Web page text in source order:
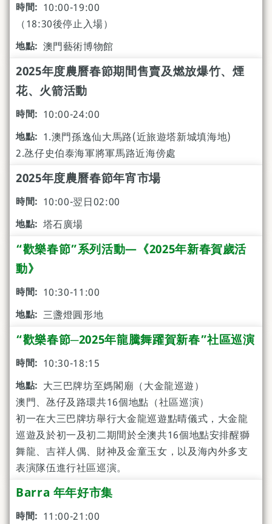
10:00-19:00
（18:30後停止入場）
澳門藝術博物館
2025年度農曆春節期間售賣及燃放爆竹、煙
花、火箭活動
10:00-24:00
1.澳門孫逸仙大馬路(近旅遊塔新城填海地)
2.氹仔史伯泰海軍將軍馬路近海傍處
2025年度農曆春節年宵市場
10:00-翌日02:00
塔石廣場
“歡樂春節”系列活動—《2025年新春賀歲活
動》
10:30-11:00
三盞燈圓形地
“歡樂春節─2025年龍騰舞躍賀新春”社區巡演
10:30-18:15
大三巴牌坊至媽閣廟（大金龍巡遊）
澳門、氹仔及路環共16個地點（社區巡演）
初一在大三巴牌坊舉行大金龍巡遊點晴儀式，大金龍
巡遊及於初一及初二期間於全澳共16個地點安排醒獅
舞龍、吉祥人偶、財神及金童玉女，以及海內外多支
表演隊伍進行社區巡演。
Barra 年年好市集
11:00-21:00